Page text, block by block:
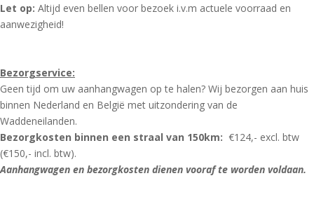
Let op: Altijd even bellen voor bezoek i.v.m actuele voorraad en
aanwezigheid!
Bezorgservice:
Geen tijd om uw aanhangwagen op te halen? Wij bezorgen aan huis
binnen Nederland en België met uitzondering van de
Waddeneilanden.
Bezorgkosten binnen een straal van 150km: €124,- excl. btw
(€150,- incl. btw).
Aanhangwagen en bezorgkosten dienen vooraf te worden voldaan.